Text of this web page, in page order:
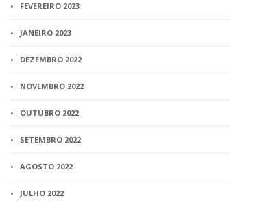
FEVEREIRO 2023
JANEIRO 2023
DEZEMBRO 2022
NOVEMBRO 2022
OUTUBRO 2022
SETEMBRO 2022
AGOSTO 2022
JULHO 2022